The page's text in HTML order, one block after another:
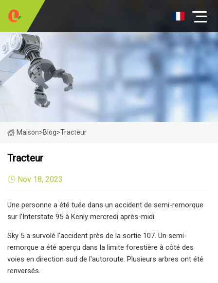
Maison>Blog>Tracteur
Tracteur
Nov 18, 2023
Une personne a été tuée dans un accident de semi-remorque
sur l'Interstate 95 à Kenly mercredi après-midi.
Sky 5 a survolé l'accident près de la sortie 107. Un semi-
remorque a été aperçu dans la limite forestière à côté des
voies en direction sud de l'autoroute. Plusieurs arbres ont été
renversés.